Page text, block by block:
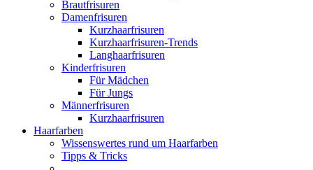
Brautfrisuren
Damenfrisuren
Kurzhaarfrisuren
Kurzhaarfrisuren-Trends
Langhaarfrisuren
Kinderfrisuren
Für Mädchen
Für Jungs
Männerfrisuren
Kurzhaarfrisuren
Haarfarben
Wissenswertes rund um Haarfarben
Tipps & Tricks